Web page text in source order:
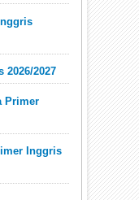
2026/2027
Primer
Inggris